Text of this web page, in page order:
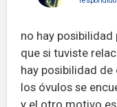
no hay
que si tuviste
hay posibilidad
los óvulos se
y el otro motivo